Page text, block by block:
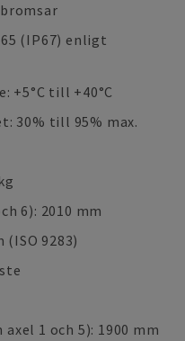
(IP67) enligt
+5°C till +40°C
30% till 95% max.
6): 2010 mm
9283)
1 och 5): 1900 mm